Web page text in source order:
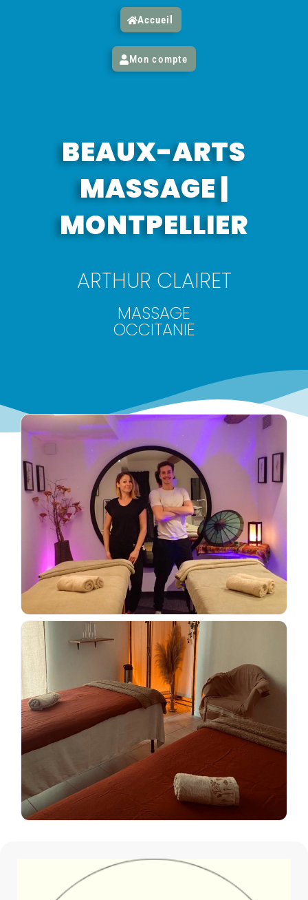
Accueil
Mon compte
BEAUX-ARTS
MASSAGE |
MONTPELLIER
ARTHUR CLAIRET
MASSAGE
OCCITANIE